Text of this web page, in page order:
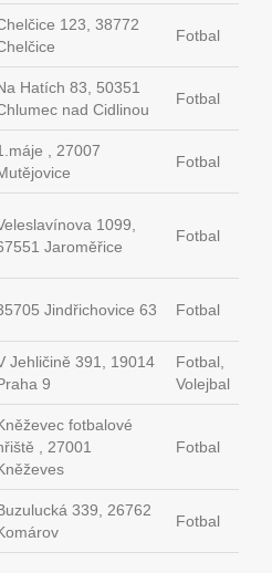
123, 38772
Fotbal
Hatích 83, 50351
nad Cidlinou
Fotbal
, 27007
Fotbal
1099,
Jaroměřice
Fotbal
Jindřichovice 63 Fotbal
Jehličině 391, 19014
9
Fotbal,
Volejbal
fotbalové
, 27001
Fotbal
339, 26762
Fotbal